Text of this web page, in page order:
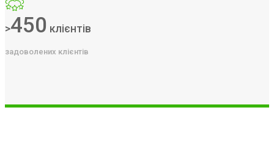
>450 клієнтів
задоволених клієнтів